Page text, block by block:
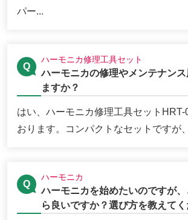
パー...
ハーモニカ修理工具セット
ハーモニカの修理やメンテナン
ますか？
はい、ハーモニカ修理工具セットHRT-
おります。コンパクトなセットですが
ハーモニカ
ハーモニカを始めたいのですが
ら良いですか？選び方を教えてく